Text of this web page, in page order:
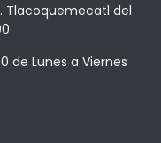
Tlacoquemecatl del
de Lunes a Viernes